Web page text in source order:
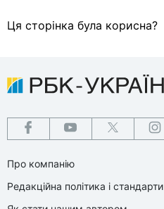
Ця сторінка була корисна?
Про компанію
Редакційна політика і стандарти